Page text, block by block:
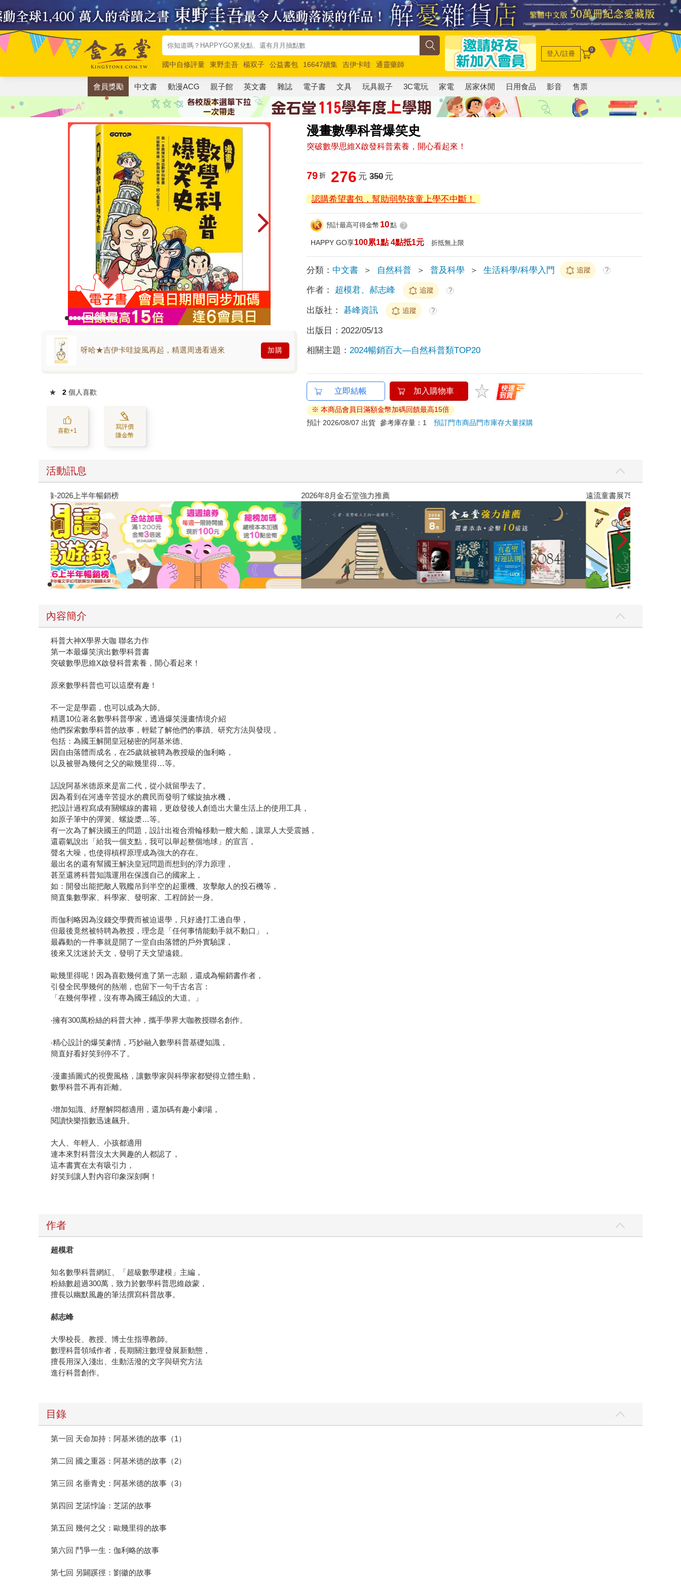
國中自修評量 東野圭吾 楊双子 公益書包 16647續集 吉伊卡哇
通靈藥師
唯紅花綻放
奧德賽 路邊攤新作 馬斯克 玩具總動員5 超慢跑
登入/註冊 0
會員獎勵 中文書 動漫ACG 親子館 英文書 雜誌 電子書 文具 玩具親子 3C電玩 家電 居家休閒 日用食品 影音 售票
漫畫數學科普爆笑史
突破數學思維X啟發科普素養，開心看起來！
呀哈★吉伊卡哇旋風再起，精選周邊看過來 加購
★ 2 個人喜歡
喜歡+1
寫評價
賺金幣
79 折 276 元 350元
認購希望書包，幫助弱勢孩童上學不中斷！
預計最高可得金幣 10點 ?
HAPPY GO享100累1點 4點抵1元 折抵無上限
分類： 中文書 ＞ 自然科普 ＞ 普及科學 ＞ 生活科學/科學入門 追蹤 ?
作者： 超模君、郝志峰 追蹤 ?
出版社： 碁峰資訊 追蹤 ?
出版日： 2022/05/13
相關主題： 2024暢銷百大—自然科普類TOP20
立即結帳 加入購物車
※ 本商品會員日滿額金幣加碼回饋最高15倍
預計 2026/08/07 出貨 參考庫存量：1預訂門市商品門市庫存大量採購
活動訊息
閱讀漫遊錄-2026上半年暢銷榜 2026年8月金石堂強力推薦 遠流童書展75折
內容簡介
科普大神X學界大咖 聯名力作
第一本最爆笑演出數學科普書
突破數學思維X啟發科普素養，開心看起來！
原來數學科普也可以這麼有趣！
不一定是學霸，也可以成為大師。
精選10位著名數學科普學家，透過爆笑漫畫情境介紹
他們探索數學科普的故事，輕鬆了解他們的事蹟、研究方法與發現，
包括：為國王解開皇冠秘密的阿基米德、
因自由落體而成名，在25歲就被聘為教授級的伽利略，
以及被譽為幾何之父的歐幾里得…等。
話說阿基米德原來是富二代，從小就留學去了。
因為看到在河邊辛苦提水的農民而發明了螺旋抽水機，
把設計過程寫成有關螺線的書籍，更啟發後人創造出大量生活上的使用工具，
如原子筆中的彈簧、螺旋槳…等。
有一次為了解決國王的問題，設計出複合滑輪移動一艘大船，讓眾人大受震撼，
還霸氣說出「給我一個支點，我可以舉起整個地球」的宣言，
聲名大噪，也使得槓桿原理成為強大的存在。
最出名的還有幫國王解決皇冠問題而想到的浮力原理，
甚至還將科普知識運用在保護自己的國家上，
如：開發出能把敵人戰艦吊到半空的起重機、攻擊敵人的投石機等，
簡直集數學家、科學家、發明家、工程師於一身。
而伽利略因為沒錢交學費而被迫退學，只好邊打工邊自學，
但最後竟然被特聘為教授，理念是「任何事情能動手就不動口」，
最轟動的一件事就是開了一堂自由落體的戶外實驗課，
後來又沈迷於天文，發明了天文望遠鏡。
歐幾里得呢！因為喜歡幾何進了第一志願，還成為暢銷書作者，
引發全民學幾何的熱潮，也留下一句千古名言：
「在幾何學裡，沒有專為國王鋪設的大道。」
‧擁有300萬粉絲的科普大神，攜手學界大咖教授聯名創作。
‧精心設計的爆笑劇情，巧妙融入數學科普基礎知識，
簡直好看好笑到停不了。
‧漫畫插圖式的視覺風格，讓數學家與科學家都變得立體生動，
數學科普不再有距離。
‧增加知識、紓壓解悶都適用，還加碼有趣小劇場，
閱讀快樂指數迅速飆升。
大人、年輕人、小孩都適用
連本來對科普沒太大興趣的人都認了，
這本書實在太有吸引力，
好笑到讓人對內容印象深刻啊！
作者
超模君
知名數學科普網紅、「超級數學建模」主編，
粉絲數超過300萬，致力於數學科普思維啟蒙，
擅長以幽默風趣的筆法撰寫科普故事。
郝志峰
大學校長、教授、博士生指導教師。
數理科普領域作者，長期關注數理發展新動態，
擅長用深入淺出、生動活潑的文字與研究方法
進行科普創作。
目錄
第一回 天命加持：阿基米德的故事（1）
第二回 國之重器：阿基米德的故事（2）
第三回 名垂青史：阿基米德的故事（3）
第四回 芝諾悖論：芝諾的故事
第五回 幾何之父：歐幾里得的故事
第六回 鬥爭一生：伽利略的故事
第七回 另闢蹊徑：劉徽的故事